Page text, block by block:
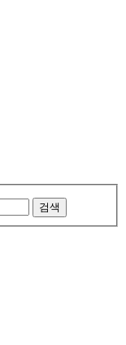
검색